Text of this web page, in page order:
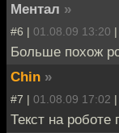
Ментал »
#6 | 01.08.09 13:20 |
Больше похож
Chin »
#7 | 01.08.09 17:02 |
Текст на роботе